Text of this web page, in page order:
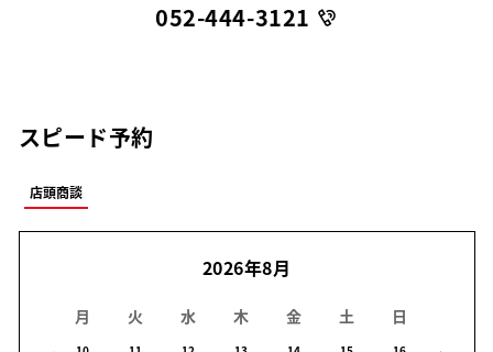
052-444-3121
スピード予約
店頭商談
2026年8月
月 火 水 木 金 土 日